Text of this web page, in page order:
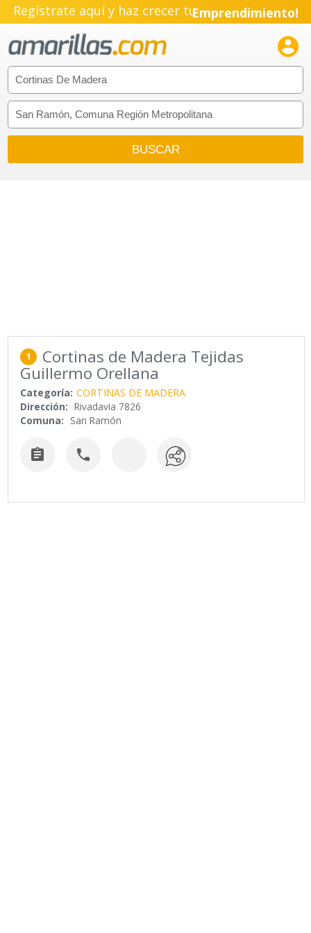
Regístrate aquí y haz crecer tuEmprendimiento!

1 Cortinas de Madera Tejidas
Guillermo Orellana
Categoría: CORTINAS DE MADERA
Dirección: Rivadavia 7826
Comuna: San Ramón
 